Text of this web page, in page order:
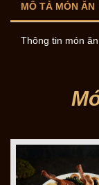
MÔ TẢ MÓN ĂN
Thông tin món